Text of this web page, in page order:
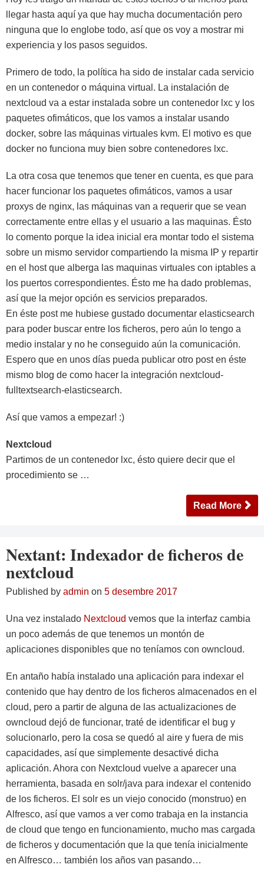
llegar hasta aquí ya que hay mucha documentación pero
ninguna que lo englobe todo, así que os voy a mostrar mi
experiencia y los pasos seguidos.
Primero de todo, la política ha sido de instalar cada servicio
en un contenedor o máquina virtual. La instalación de
nextcloud va a estar instalada sobre un contenedor lxc y los
paquetes ofimáticos, que los vamos a instalar usando
docker, sobre las máquinas virtuales kvm. El motivo es que
docker no funciona muy bien sobre contenedores lxc.
La otra cosa que tenemos que tener en cuenta, es que para
hacer funcionar los paquetes ofimáticos, vamos a usar
proxys de nginx, las máquinas van a requerir que se vean
correctamente entre ellas y el usuario a las maquinas. Ésto
lo comento porque la idea inicial era montar todo el sistema
sobre un mismo servidor compartiendo la misma IP y repartir
en el host que alberga las maquinas virtuales con iptables a
los puertos correspondientes. Ésto me ha dado problemas,
así que la mejor opción es servicios preparados.
En éste post me hubiese gustado documentar elasticsearch
para poder buscar entre los ficheros, pero aún lo tengo a
medio instalar y no he conseguido aún la comunicación.
Espero que en unos días pueda publicar otro post en éste
mismo blog de como hacer la integración nextcloud-
fulltextsearch-elasticsearch.
Así que vamos a empezar! :)
Nextcloud
Partimos de un contenedor lxc, ésto quiere decir que el
procedimiento se …
Read More
Nextant: Indexador de ficheros de
nextcloud
Published by admin on 5 desembre 2017
Una vez instalado Nextcloud vemos que la interfaz cambia
un poco además de que tenemos un montón de
aplicaciones disponibles que no teníamos con owncloud.
En antaño había instalado una aplicación para indexar el
contenido que hay dentro de los ficheros almacenados en el
cloud, pero a partir de alguna de las actualizaciones de
owncloud dejó de funcionar, traté de identificar el bug y
solucionarlo, pero la cosa se quedó al aire y fuera de mis
capacidades, así que simplemente desactivé dicha
aplicación. Ahora con Nextcloud vuelve a aparecer una
herramienta, basada en solr/java para indexar el contenido
de los ficheros. El solr es un viejo conocido (monstruo) en
Alfresco, así que vamos a ver como trabaja en la instancia
de cloud que tengo en funcionamiento, mucho mas cargada
de ficheros y documentación que la que tenía inicialmente
en Alfresco… también los años van pasando…